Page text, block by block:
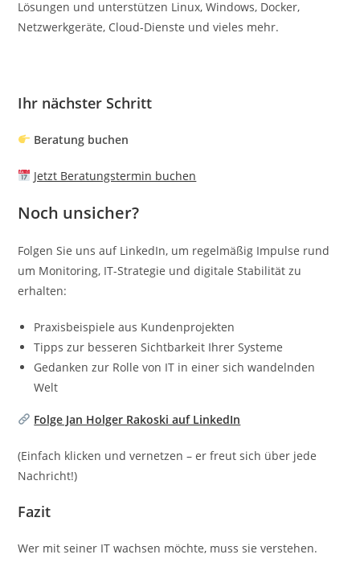
Lösungen und unterstützen Linux, Windows, Docker,
Netzwerkgeräte, Cloud-Dienste und vieles mehr.
Ihr nächster Schritt
Beratung buchen
Jetzt Beratungstermin buchen
Noch unsicher?
Folgen Sie uns auf LinkedIn, um regelmäßig Impulse rund
um Monitoring, IT-Strategie und digitale Stabilität zu
erhalten:
Praxisbeispiele aus Kundenprojekten
Tipps zur besseren Sichtbarkeit Ihrer Systeme
Gedanken zur Rolle von IT in einer sich wandelnden
Welt
Folge Jan Holger Rakoski auf LinkedIn
(Einfach klicken und vernetzen – er freut sich über jede
Nachricht!)
Fazit
Wer mit seiner IT wachsen möchte, muss sie verstehen.